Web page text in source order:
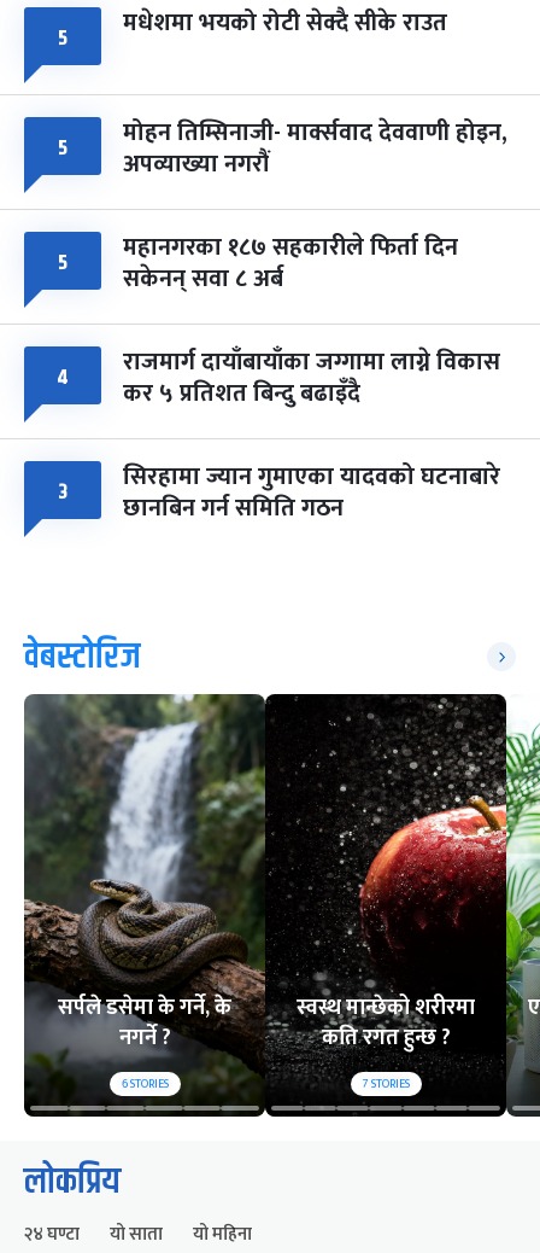
५ मधेशमा भयको रोटी सेक्दै सीके राउत
५ मोहन तिम्सिनाजी- मार्क्सवाद देववाणी होइन,
अपव्याख्या नगरौं
५ महानगरका १८७ सहकारीले फिर्ता दिन
सकेनन् सवा ८ अर्ब
४ राजमार्ग दायाँबायाँका जग्गामा लाग्ने विकास
कर ५ प्रतिशत बिन्दु बढाइँदै
३ सिरहामा ज्यान गुमाएका यादवको घटनाबारे
छानबिन गर्न समिति गठन
वेबस्टोरिज
सर्पले डसेमा के गर्ने, के
नगर्ने ?
6STORIES
स्वस्थ मान्छेको शरीरमा
कति रगत हुन्छ ?
7STORIES
लोकप्रिय
२४ घण्टा यो साता यो महिना